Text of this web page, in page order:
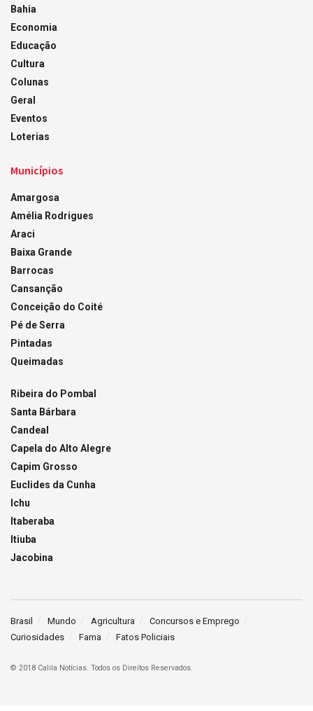
Bahia
Economia
Educação
Cultura
Colunas
Geral
Eventos
Loterias
Municípios
Amargosa
Amélia Rodrigues
Araci
Baixa Grande
Barrocas
Cansanção
Conceição do Coité
Pé de Serra
Pintadas
Queimadas
Ribeira do Pombal
Santa Bárbara
Candeal
Capela do Alto Alegre
Capim Grosso
Euclides da Cunha
Ichu
Itaberaba
Itiuba
Jacobina
Brasil Mundo Agricultura
Concursos e Emprego
Curiosidades
Fama Fatos Policiais
© 2018 Calila Notícias. Todos os Direitos Reservados.